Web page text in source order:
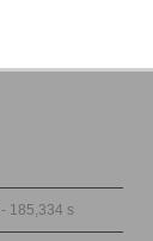
- 185,334 s